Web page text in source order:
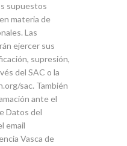
supuestos
materia de
Las
ejercer sus
supresión,
del SAC o la
sac. También
ante el
Datos del
email
Vasca de